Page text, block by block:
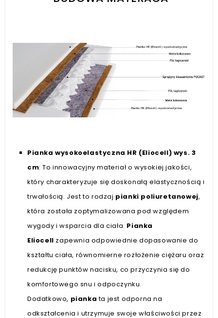
Piankawysokoelastyczna HR (Eliocell) wys. 3
cm: To innowacyjny materiał o wysokiej jakości,
który charakteryzuje się doskonałą elastycznością i
trwałością. Jest to rodzaj pianki poliuretanowej,
która została zoptymalizowana pod względem
wygody i wsparcia dla ciała. Pianka
Eliocell zapewnia odpowiednie dopasowanie do
kształtu ciała, równomierne rozłożenie ciężaru oraz
redukcję punktów nacisku, co przyczynia się do
komfortowego snu i odpoczynku.
Dodatkowo, pianka ta jest odporna na
odkształcenia i utrzymuje swoje właściwości przez